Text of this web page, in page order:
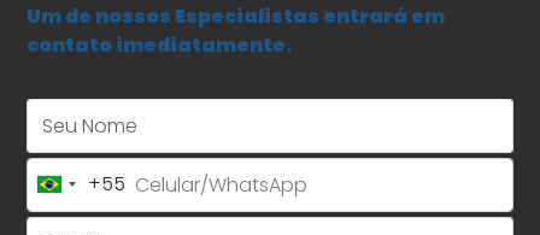
Um de nossos Especialistas entrará em
contato imediatamente.
Brazil
+55
+55